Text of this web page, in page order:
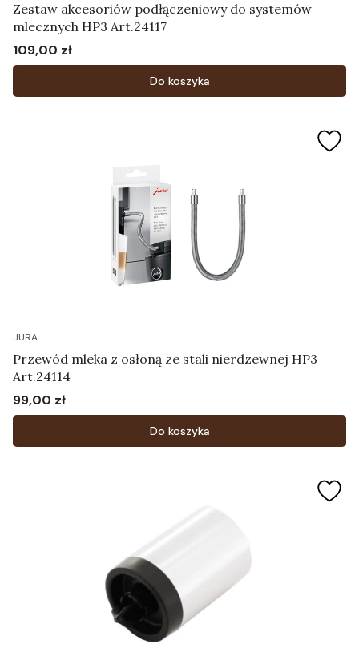
Zestaw akcesoriów podłączeniowy do systemów
mlecznych HP3 Art.24117
Cena
109,00 zł
Do koszyka
JURA
Przewód mleka z osłoną ze stali nierdzewnej HP3
Art.24114
Cena
99,00 zł
Do koszyka